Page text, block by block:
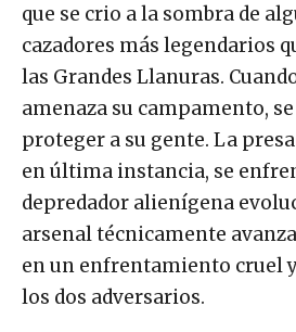
que se crio a la sombra de
cazadores más legendarios
las Grandes Llanuras.
amenaza su campamento,
proteger a su gente. La presa
en última instancia, se
depredador alienígena
arsenal técnicamente
en un enfrentamiento cruel
los dos adversarios.